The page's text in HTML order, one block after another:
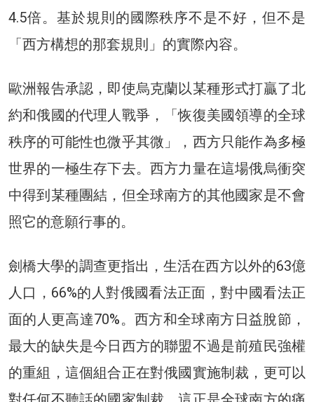
4.5倍。基於規則的國際秩序不是不好，但不是
「西方構想的那套規則」的實際內容。
歐洲報告承認，即使烏克蘭以某種形式打贏了北
約和俄國的代理人戰爭，「恢復美國領導的全球
秩序的可能性也微乎其微」，西方只能作為多極
世界的一極生存下去。西方力量在這場俄烏衝突
中得到某種團結，但全球南方的其他國家是不會
照它的意願行事的。
劍橋大學的調查更指出，生活在西方以外的63億
人口，66%的人對俄國看法正面，對中國看法正
面的人更高達70%。西方和全球南方日益脫節，
最大的缺失是今日西方的聯盟不過是前殖民強權
的重組，這個組合正在對俄國實施制裁，更可以